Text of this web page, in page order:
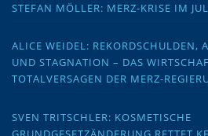
STEFAN MÖLLER: MERZ-KRISE IM
ALICE WEIDEL: REKORDSCHULDEN,
UND STAGNATION – DAS
TOTALVERSAGEN DER MERZ-
SVEN TRITSCHLER: KOSMETISCHE